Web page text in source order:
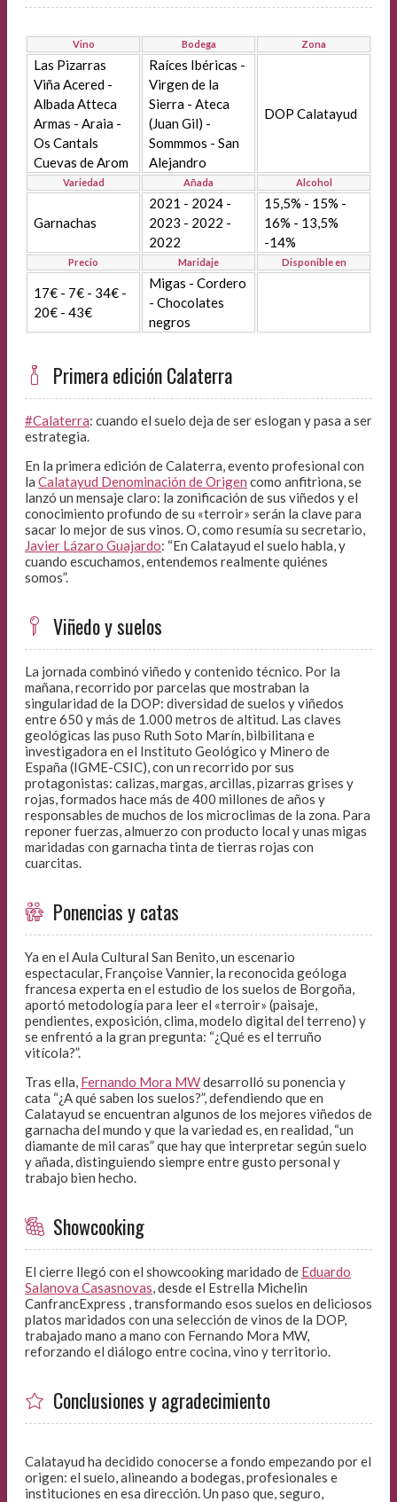
Vino Bodega Zona
Las Pizarras
Viña Acered -
Albada Atteca
Armas - Araia -
Os Cantals
Cuevas de Arom
Raíces Ibéricas -
Virgen de la
Sierra - Ateca
(Juan Gil) -
Sommmos - San
Alejandro
DOP Calatayud
Variedad Añada Alcohol
Garnachas
2021 - 2024 -
2023 - 2022 -
2022
15,5% - 15% -
16% - 13,5%
-14%
Precio Maridaje Disponible en
17€ - 7€ - 34€ -
20€ - 43€
Migas - Cordero
- Chocolates
negros
Primera edición Calaterra
#Calaterra: cuando el suelo deja de ser eslogan y pasa a ser
estrategia.
En la primera edición de Calaterra, evento profesional con
la Calatayud Denominación de Origen como anfitriona, se
lanzó un mensaje claro: la zonificación de sus viñedos y el
conocimiento profundo de su «terroir» serán la clave para
sacar lo mejor de sus vinos. O, como resumía su secretario,
Javier Lázaro Guajardo: “En Calatayud el suelo habla, y
cuando escuchamos, entendemos realmente quiénes
somos”.
Viñedo y suelos
La jornada combinó viñedo y contenido técnico. Por la
mañana, recorrido por parcelas que mostraban la
singularidad de la DOP: diversidad de suelos y viñedos
entre 650 y más de 1.000 metros de altitud. Las claves
geológicas las puso Ruth Soto Marín, bilbilitana e
investigadora en el Instituto Geológico y Minero de
España (IGME-CSIC), con un recorrido por sus
protagonistas: calizas, margas, arcillas, pizarras grises y
rojas, formados hace más de 400 millones de años y
responsables de muchos de los microclimas de la zona. Para
reponer fuerzas, almuerzo con producto local y unas migas
maridadas con garnacha tinta de tierras rojas con
cuarcitas.
Ponencias y catas
Ya en el Aula Cultural San Benito, un escenario
espectacular, Françoise Vannier, la reconocida geóloga
francesa experta en el estudio de los suelos de Borgoña,
aportó metodología para leer el «terroir» (paisaje,
pendientes, exposición, clima, modelo digital del terreno) y
se enfrentó a la gran pregunta: “¿Qué es el terruño
vitícola?”.
Tras ella, Fernando Mora MWdesarrolló su ponencia y
cata “¿A qué saben los suelos?”, defendiendo que en
Calatayud se encuentran algunos de los mejores viñedos de
garnacha del mundo y que la variedad es, en realidad, “un
diamante de mil caras” que hay que interpretar según suelo
y añada, distinguiendo siempre entre gusto personal y
trabajo bien hecho.
Showcooking
El cierre llegó con el showcooking maridado de Eduardo
Salanova Casasnovas, desde el Estrella Michelin
CanfrancExpress , transformando esos suelos en deliciosos
platos maridados con una selección de vinos de la DOP,
trabajado mano a mano con Fernando Mora MW,
reforzando el diálogo entre cocina, vino y territorio.
Conclusiones y agradecimiento
Calatayud ha decidido conocerse a fondo empezando por el
origen: el suelo, alineando a bodegas, profesionales e
instituciones en esa dirección. Un paso que, seguro,